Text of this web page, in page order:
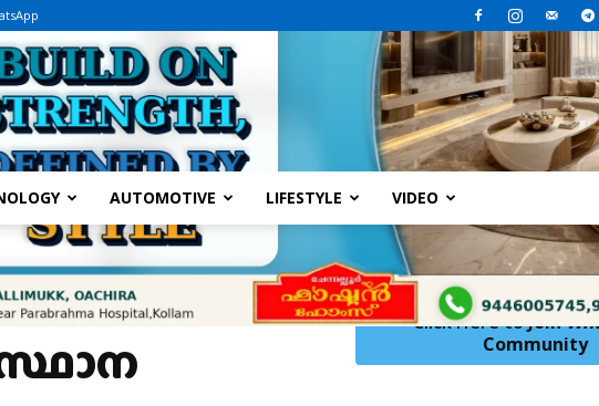
AUTOMOTIVE LIFESTYLE VIDEO
മണിക്കൂറുകളോളം കാത്തിരുന്നിട്ടും മുഖ്യമന്ത്രി എത്താതിരുന്നതിനെ തുടർന്ന്
Click Here toJoin
Community